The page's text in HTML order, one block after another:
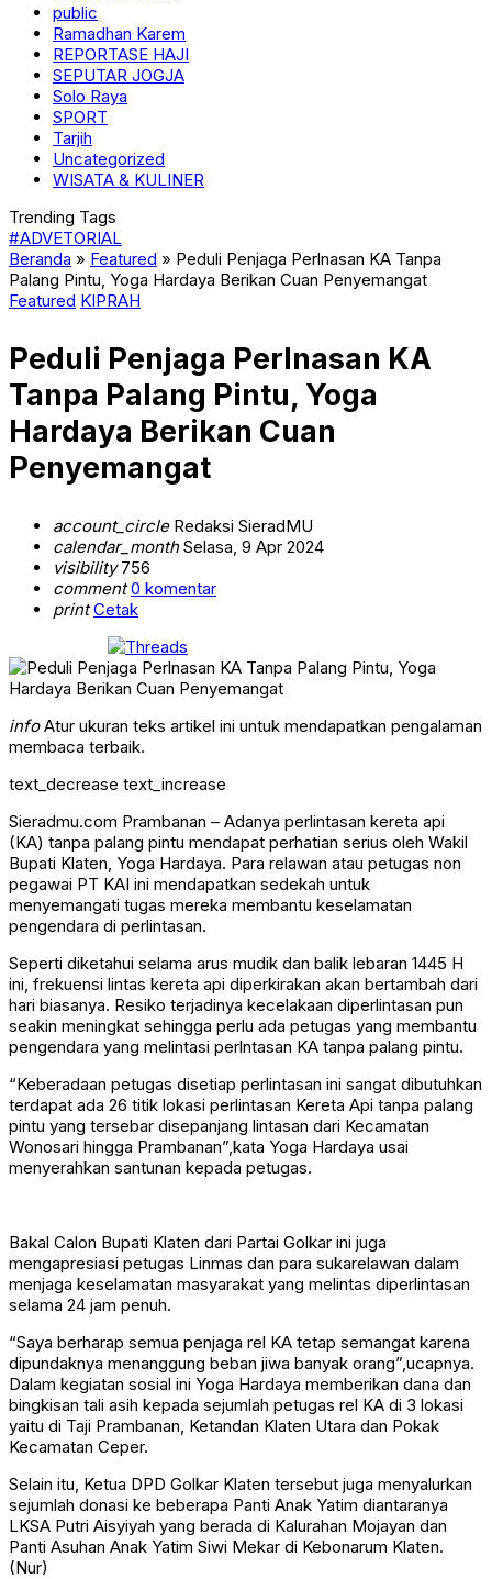
public
Ramadhan Karem
REPORTASE HAJI
SEPUTAR JOGJA
Solo Raya
SPORT
Tarjih
Uncategorized
WISATA & KULINER
Trending Tags
#ADVETORIAL
Beranda » Featured » Peduli Penjaga Perlnasan KA Tanpa
Palang Pintu, Yoga Hardaya Berikan Cuan Penyemangat
Featured KIPRAH
Peduli Penjaga Perlnasan KA
Tanpa Palang Pintu, Yoga
Hardaya Berikan Cuan
Penyemangat
account_circleRedaksi SieradMU
calendar_monthSelasa, 9 Apr 2024
visibility756
comment 0 komentar
print Cetak
infoAtur ukuran teks artikel ini untuk mendapatkan pengalaman
membaca terbaik.
text_decrease text_increase
Sieradmu.com Prambanan – Adanya perlintasan kereta api
(KA) tanpa palang pintu mendapat perhatian serius oleh Wakil
Bupati Klaten, Yoga Hardaya. Para relawan atau petugas non
pegawai PT KAI ini mendapatkan sedekah untuk
menyemangati tugas mereka membantu keselamatan
pengendara di perlintasan.
Seperti diketahui selama arus mudik dan balik lebaran 1445 H
ini, frekuensi lintas kereta api diperkirakan akan bertambah dari
hari biasanya. Resiko terjadinya kecelakaan diperlintasan pun
seakin meningkat sehingga perlu ada petugas yang membantu
pengendara yang melintasi perlntasan KA tanpa palang pintu.
“Keberadaan petugas disetiap perlintasan ini sangat dibutuhkan
terdapat ada 26 titik lokasi perlintasan Kereta Api tanpa palang
pintu yang tersebar disepanjang lintasan dari Kecamatan
Wonosari hingga Prambanan”,kata Yoga Hardaya usai
menyerahkan santunan kepada petugas.
Bakal Calon Bupati Klaten dari Partai Golkar ini juga
mengapresiasi petugas Linmas dan para sukarelawan dalam
menjaga keselamatan masyarakat yang melintas diperlintasan
selama 24 jam penuh.
“Saya berharap semua penjaga rel KA tetap semangat karena
dipundaknya menanggung beban jiwa banyak orang”,ucapnya.
Dalam kegiatan sosial ini Yoga Hardaya memberikan dana dan
bingkisan tali asih kepada sejumlah petugas rel KA di 3 lokasi
yaitu di Taji Prambanan, Ketandan Klaten Utara dan Pokak
Kecamatan Ceper.
Selain itu, Ketua DPD Golkar Klaten tersebut juga menyalurkan
sejumlah donasi ke beberapa Panti Anak Yatim diantaranya
LKSA Putri Aisyiyah yang berada di Kalurahan Mojayan dan
Panti Asuhan Anak Yatim Siwi Mekar di Kebonarum Klaten.
(Nur)